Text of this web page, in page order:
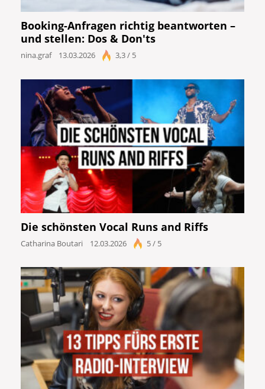
Booking-Anfragen richtig beantworten –
und stellen: Dos & Don'ts
nina.graf 13.03.2026 3,3 / 5
Die schönsten Vocal Runs and Riffs
Catharina Boutari 12.03.2026 5 / 5